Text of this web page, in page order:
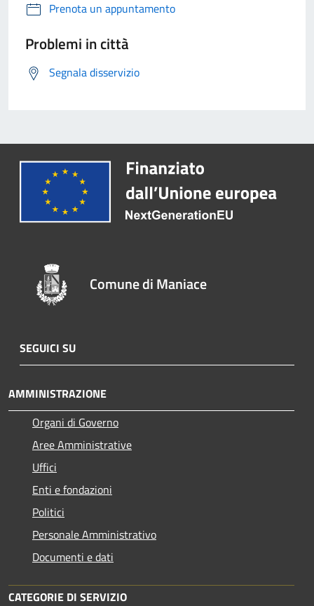
Prenota un appuntamento
Problemi in città
Segnala disservizio
Comune di Maniace
SEGUICI SU
AMMINISTRAZIONE
Organi di Governo
Aree Amministrative
Uffici
Enti e fondazioni
Politici
Personale Amministrativo
Documenti e dati
CATEGORIE DI SERVIZIO